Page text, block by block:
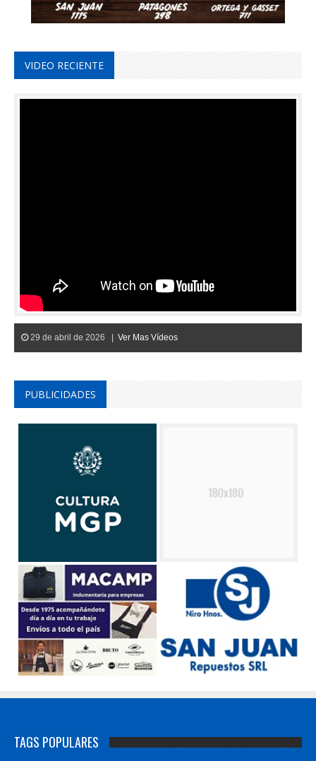
VIDEO RECIENTE
29 de abril de 2026 | Ver Mas Vídeos
PUBLICIDADES
TAGS POPULARES